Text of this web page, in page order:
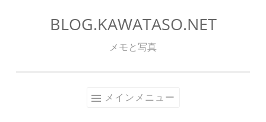
BLOG.KAWATASO.NET
メモと写真
メインメニュー